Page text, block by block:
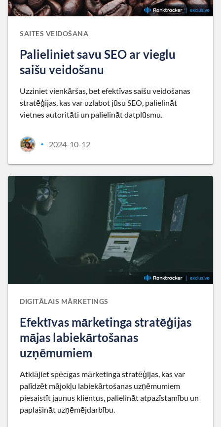
SAITES VEIDOŠANA
Palieliniet savu SEO ar vieglu
saišu veidošanu
Uzziniet vienkāršas, bet efektīvas saišu veidošanas
stratēģijas, kas var uzlabot jūsu SEO, palielināt
vietnes autoritāti un palielināt datplūsmu.
• 2024-10-12
DIGITĀLAIS MĀRKETINGS
Efektīvas mārketinga stratēģijas
mājas labiekārtošanas
uzņēmumiem
Atklājiet spēcīgas mārketinga stratēģijas, kas var
palīdzēt mājokļu labiekārtošanas uzņēmumiem
piesaistīt jaunus klientus, palielināt atpazīstamību un
paplašināt uzņēmējdarbību.